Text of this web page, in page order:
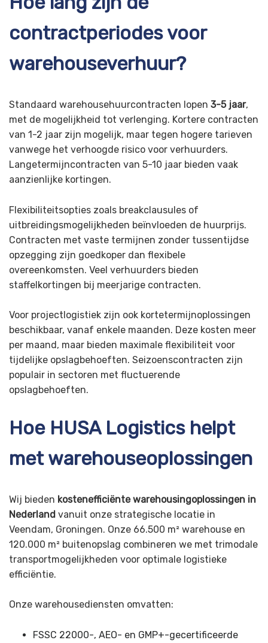
contractperiodes voor
warehouseverhuur?
Standaard warehousehuurcontracten lopen 3-5 jaar,
met de mogelijkheid tot verlenging. Kortere contracten
van 1-2 jaar zijn mogelijk, maar tegen hogere tarieven
vanwege het verhoogde risico voor verhuurders.
Langetermijncontracten van 5-10 jaar bieden vaak
aanzienlijke kortingen.
Flexibiliteitsopties zoals breakclausules of
uitbreidingsmogelijkheden beïnvloeden de huurprijs.
Contracten met vaste termijnen zonder tussentijdse
opzegging zijn goedkoper dan flexibele
overeenkomsten. Veel verhuurders bieden
staffelkortingen bij meerjarige contracten.
Voor projectlogistiek zijn ook kortetermijnoplossingen
beschikbaar, vanaf enkele maanden. Deze kosten meer
per maand, maar bieden maximale flexibiliteit voor
tijdelijke opslagbehoeften. Seizoenscontracten zijn
populair in sectoren met fluctuerende
opslagbehoeften.
Hoe HUSA Logistics helpt
met warehouseoplossingen
Wij bieden kostenefficiënte warehousingoplossingen in
Nederland vanuit onze strategische locatie in
Veendam, Groningen. Onze 66.500 m² warehouse en
120.000 m² buitenopslag combineren we met trimodale
transportmogelijkheden voor optimale logistieke
efficiëntie.
Onze warehousediensten omvatten:
FSSC 22000-, AEO- en GMP+-gecertificeerde